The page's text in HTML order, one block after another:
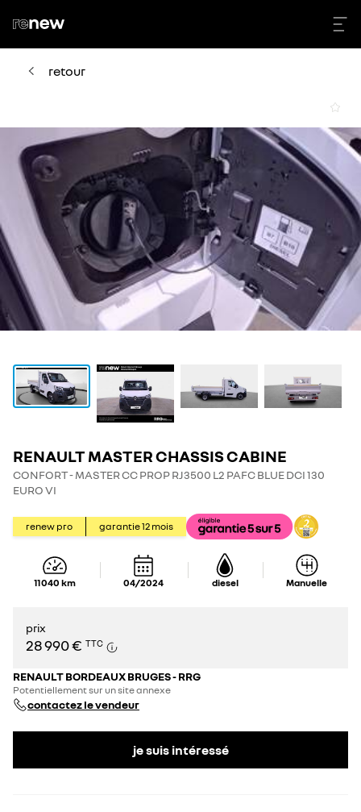
retour
RENAULT MASTER CHASSIS CABINE
CONFORT - MASTER CC PROP RJ3500 L2 PAFC BLUE DCI 130
EURO VI
renew pro garantie12 mois
11 040 km 04/2024 diesel Manuelle
prix
28 990 € TTC
RENAULT BORDEAUX BRUGES - RRG
Potentiellement sur un site annexe
contactez le vendeur
je suis intéressé